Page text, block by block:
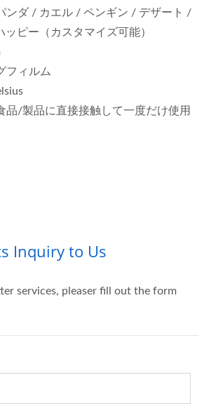
ンダ / カエル / ペンギン / デザート /
ッピー（カスタマイズ可能）
フィルム
品/製品に直接接触して一度だけ使用